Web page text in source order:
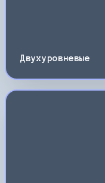
Двухуровневые